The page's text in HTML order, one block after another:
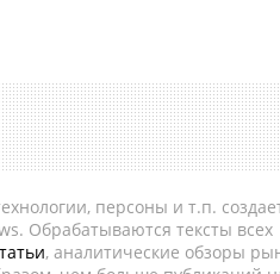
персоны и т.п.
Обрабатываются тексты всех
, аналитические обзоры